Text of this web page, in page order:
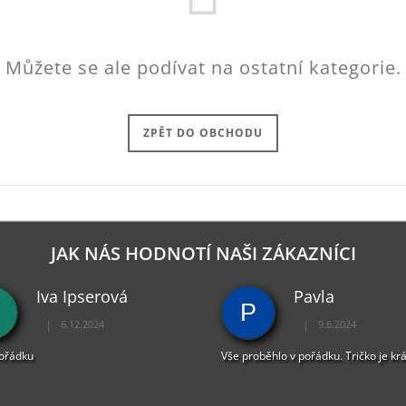
Můžete se ale podívat na ostatní kategorie.
ZPĚT DO OBCHODU
JAK NÁS HODNOTÍ NAŠI ZÁKAZNÍCI
Iva Ipserová
Hodnocení obchodu je 5 z 5 hvězdiček.
| 6.12.2024 P
Pavla
Hodnocení obchodu
| 9.6.2024
Vše proběhlo v pořádku. Tričko je